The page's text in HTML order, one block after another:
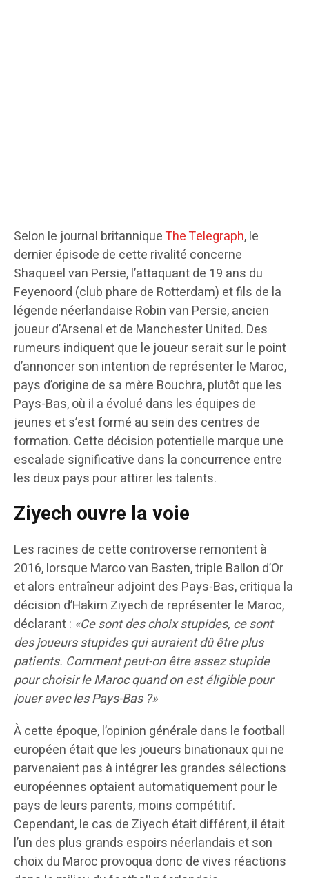
Selon le journal britanniqueThe Telegraph, le
dernier épisode de cette rivalité concerne
Shaqueel van Persie, l’attaquant de 19 ans du
Feyenoord (club phare de Rotterdam) et fils de la
légende néerlandaise Robin van Persie, ancien
joueur d’Arsenal et de Manchester United. Des
rumeurs indiquent que le joueur serait sur le point
d’annoncer son intention de représenter le Maroc,
pays d’origine de sa mère Bouchra, plutôt que les
Pays-Bas, où il a évolué dans les équipes de
jeunes et s’est formé au sein des centres de
formation. Cette décision potentielle marque une
escalade significative dans la concurrence entre
les deux pays pour attirer les talents.
Ziyech ouvre la voie
Les racines de cette controverse remontent à
2016, lorsque Marco van Basten, triple Ballon d’Or
et alors entraîneur adjoint des Pays-Bas, critiqua la
décision d’Hakim Ziyech de représenter le Maroc,
déclarant : «Ce sont des choix stupides, ce sont
des joueurs stupides qui auraient dû être plus
patients. Comment peut-on être assez stupide
pour choisir le Maroc quand on est éligible pour
jouer avec les Pays-Bas ?»
À cette époque, l’opinion générale dans le football
européen était que les joueurs binationaux qui ne
parvenaient pas à intégrer les grandes sélections
européennes optaient automatiquement pour le
pays de leurs parents, moins compétitif.
Cependant, le cas de Ziyech était différent, il était
l’un des plus grands espoirs néerlandais et son
choix du Maroc provoqua donc de vives réactions